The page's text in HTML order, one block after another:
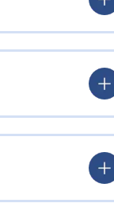
チャレンジャー
出る」内容で、子
の後、オリジナル
にはマンガ出版も